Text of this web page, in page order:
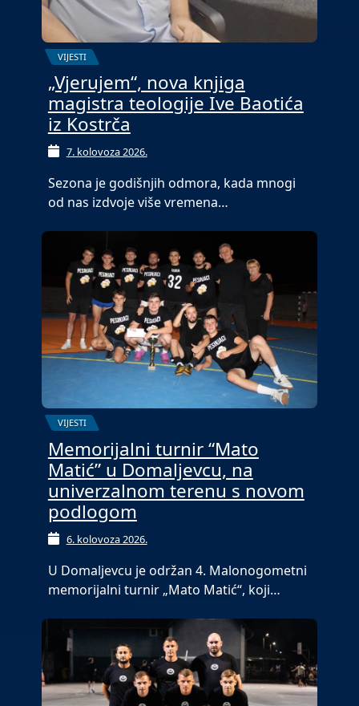
VIJESTI
„Vjerujem“, nova knjiga
magistra teologije Ive Baotića
iz Kostrča
7. kolovoza 2026.
Sezona je godišnjih odmora, kada mnogi
od nas izdvoje više vremena…
VIJESTI
Memorijalni turnir “Mato
Matić” u Domaljevcu, na
univerzalnom terenu s novom
podlogom
6. kolovoza 2026.
U Domaljevcu je održan 4. Malonogometni
memorijalni turnir „Mato Matić“, koji…